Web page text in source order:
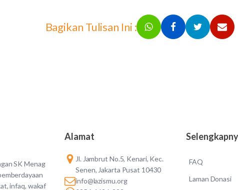
Bagikan Tulisan Ini :
SK Menag
infaq, wakaf
Alamat
Jl. Jambrut No.5, Kenari, Kec.
Senen, Jakarta Pusat 10430
info@lazismu.org
FAQ
Laman Donasi